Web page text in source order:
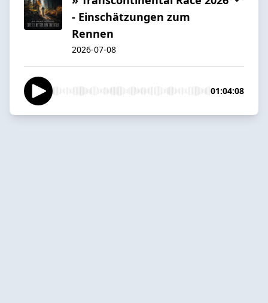
- Einschätzungen zum
Rennen
2026-07-08
01:04:08